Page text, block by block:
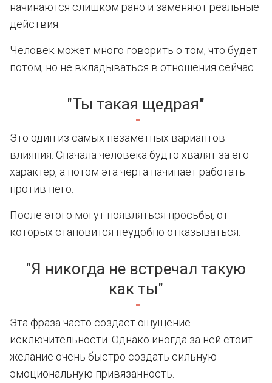
начинаются слишком рано и заменяют реальные
действия.
Человек может много говорить о том, что будет
потом, но не вкладываться в отношения сейчас.
"Ты такая щедрая"
Это один из самых незаметных вариантов
влияния. Сначала человека будто хвалят за его
характер, а потом эта черта начинает работать
против него.
После этого могут появляться просьбы, от
которых становится неудобно отказываться.
"Я никогда не встречал такую
как ты"
Эта фраза часто создает ощущение
исключительности. Однако иногда за ней стоит
желание очень быстро создать сильную
эмоциональную привязанность.